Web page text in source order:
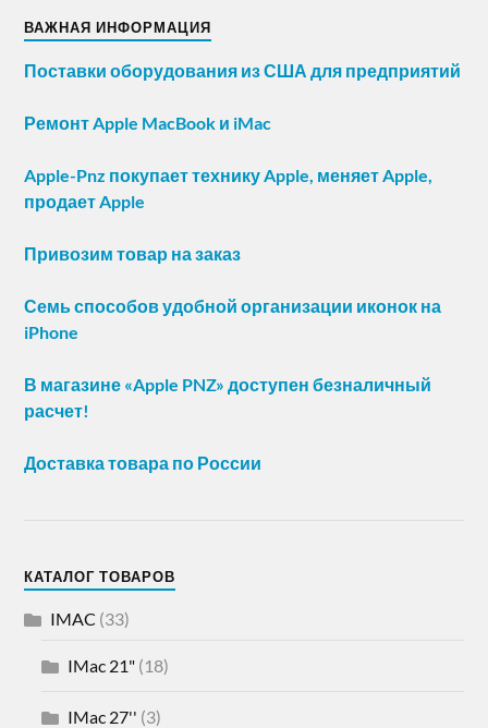
ВАЖНАЯ ИНФОРМАЦИЯ
Поставки оборудования из США для предприятий
Ремонт Apple MacBook и iMac
Apple-Pnz покупает технику Apple, меняет Apple,
продает Apple
Привозим товар на заказ
Семь способов удобной организации иконок на
iPhone
В магазине «Apple PNZ» доступен безналичный
расчет!
Доставка товара по России
КАТАЛОГ ТОВАРОВ
IMAC (33)
IMac 21" (18)
IMac 27'' (3)